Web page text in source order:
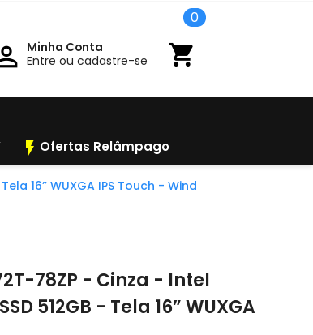
Minha Conta
Entre ou cadastre-se
shopping_cart
0
flash_on Ofertas Relâmpago
16” WUXGA IPS Touch - Wind
78ZP - Cinza - Intel
512GB - Tela 16” WUXGA